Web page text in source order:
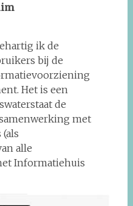
ik de
bij de
Het is een
de
met
alle
Informatiehuis